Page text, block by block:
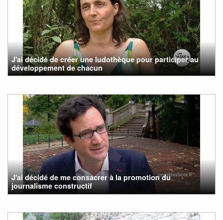
J'ai décidé de créer une ludothèque pour participer au
développement de chacun
J'ai décidé de me consacrer à la promotion du
journalisme constructif